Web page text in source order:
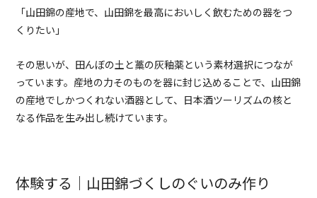
「山田錦の産地で、山田錦を最高においしく飲むための器をつ
くりたい」
その思いが、田んぼの土と藁の灰釉薬という素材選択につなが
っています。産地の力そのものを器に封じ込めることで、山田錦
の産地でしかつくれない酒器として、日本酒ツーリズムの核と
なる作品を生み出し続けています。
体験する｜山田錦づくしのぐいのみ作り